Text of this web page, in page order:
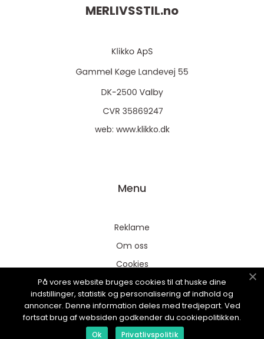
MERLIVSSTIL.no
web: www.klikko.dk
Menu
Reklame
Om oss
Cookies
Kontakt Oss
Sitemap
På vores website bruges cookies til at huske dine
indstillinger, statistik og personalisering af indhold og
annoncer. Denne information deles med tredjepart. Ved
fortsat brug af websiden godkender du cookiepolitikken.
Ok Privatlivspolitik